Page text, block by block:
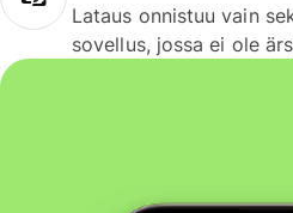
Lataus onnistuu vain
sovellus, jossa ei ole